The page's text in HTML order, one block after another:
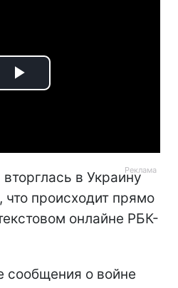
Play
в Украину
происходит прямо
онлайне РБК-
о войне